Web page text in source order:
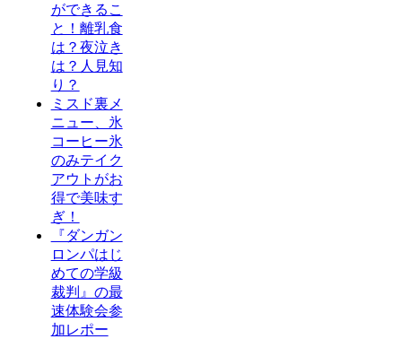
ができるこ
と！離乳食
は？夜泣き
は？人見知
り？
ミスド裏メ
ニュー、氷
コーヒー氷
のみテイク
アウトがお
得で美味す
ぎ！
『ダンガン
ロンパはじ
めての学級
裁判』の最
速体験会参
加レポー